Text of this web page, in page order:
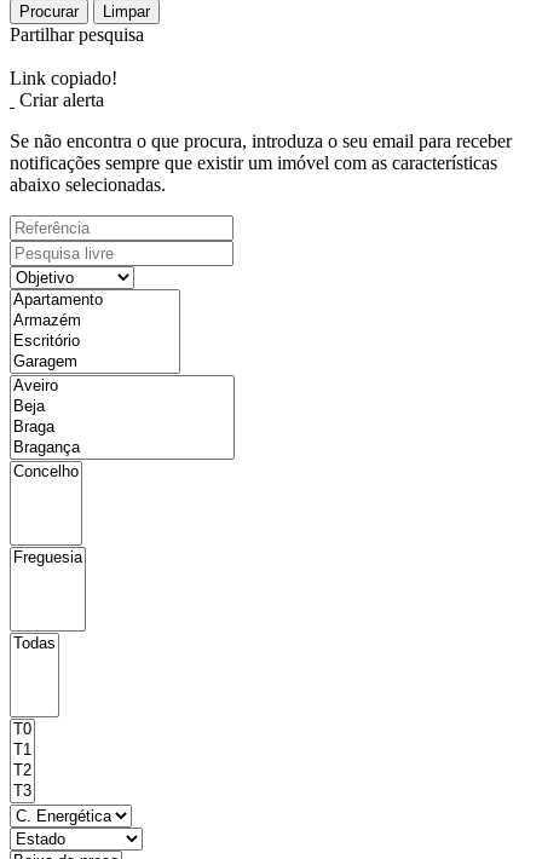
Procurar Limpar
Partilhar pesquisa
Link copiado!
Criar alerta
Se não encontra o que procura, introduza o seu email para receber
notificações sempre que existir um imóvel com as características
abaixo selecionadas.